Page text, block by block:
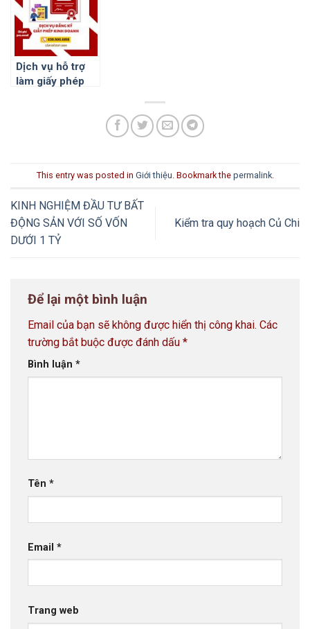
Dịch vụ hỗ trợ
làm giấy phép
This entry was posted in Giới thiệu . Bookmark the permalink.
KINH NGHIỆM ĐẦU TƯ BẤT
ĐỘNG SẢN VỚI SỐ VỐN
DƯỚI 1 TỶ
Kiểm tra quy hoạch Củ Chi
Để lại một bình luận
Email của bạn sẽ không được hiển thị công khai. Các
trường bắt buộc được đánh dấu *
Bình luận *
Tên *
Email *
Trang web